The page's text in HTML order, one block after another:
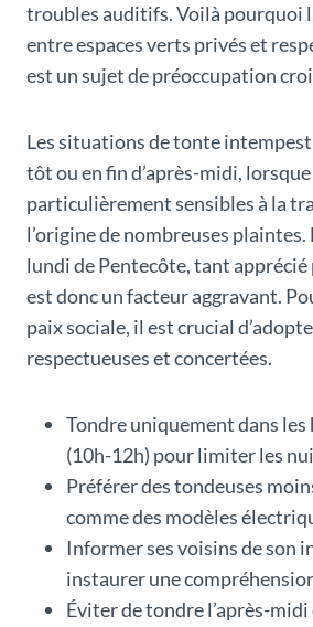
troubles auditifs. Voilà pourquoi
entre espaces verts privés et
est un sujet de préoccupation
Les situations de tonte
tôt ou en fin d’après-midi,
particulièrement sensibles à la
l’origine de nombreuses plaintes.
lundi de Pentecôte, tant apprécié
est donc un facteur aggravant.
paix sociale, il est crucial
respectueuses et concertées.
Tondre uniquement dans
(10h-12h) pour limiter les
Préférer des tondeuses
comme des modèles
Informer ses voisins de son
instaurer une
Éviter de tondre l’après-midi